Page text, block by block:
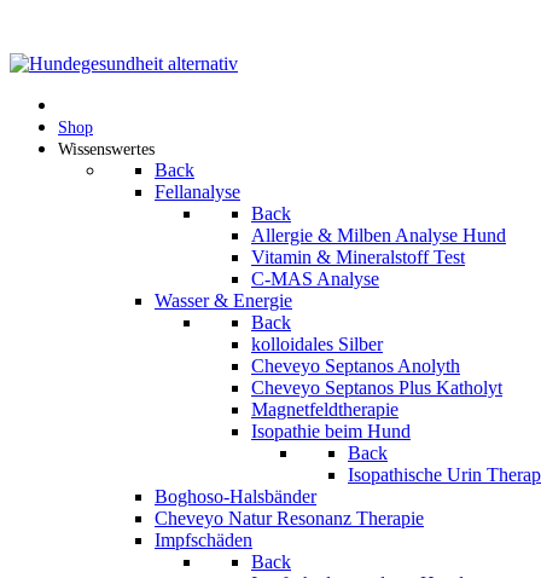
Shop
Wissenswertes
Back
Fellanalyse
Back
Allergie & Milben Analyse Hund
Vitamin & Mineralstoff Test
C-MAS Analyse
Wasser & Energie
Back
kolloidales Silber
Cheveyo Septanos Anolyth
Cheveyo Septanos Plus Katholyt
Magnetfeldtherapie
Isopathie beim Hund
Back
Isopathische Urin
Boghoso-Halsbänder
Cheveyo Natur Resonanz Therapie
Impfschäden
Back